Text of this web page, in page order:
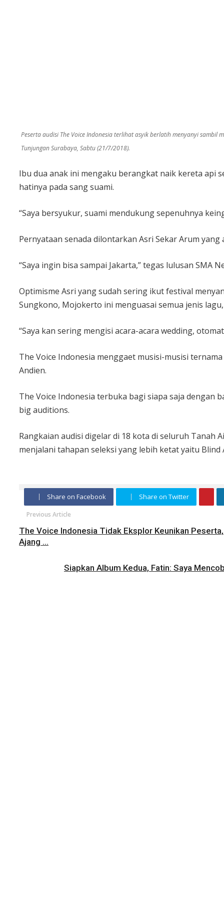
Peserta audisi The Voice Indonesia terlihat asyik berlatih menyanyi
Tunjungan Surabaya, Sabtu (21/7/2018).
Ibu dua anak ini mengaku berangkat naik kereta api
hatinya pada sang suami.
“Saya bersyukur, suami mendukung sepenuhnya
Pernyataan senada dilontarkan Asri Sekar Arum
“Saya ingin bisa sampai Jakarta,” tegas lulusan SMA
Optimisme Asri yang sudah sering ikut festival
Sungkono, Mojokerto ini menguasai semua jenis
“Saya kan sering mengisi acara-acara wedding,
The Voice Indonesia menggaet musisi-musisi ternama
Andien.
The Voice Indonesia terbuka bagi siapa saja dengan
big auditions.
Rangkaian audisi digelar di 18 kota di seluruh Tanah
menjalani tahapan seleksi yang lebih ketat yaitu
Share on Facebook Share on Twitter
Previous Article
The Voice Indonesia Tidak Eksplor Keunikan
Ajang ...
Siapkan Album Kedua, Fatin: Saya